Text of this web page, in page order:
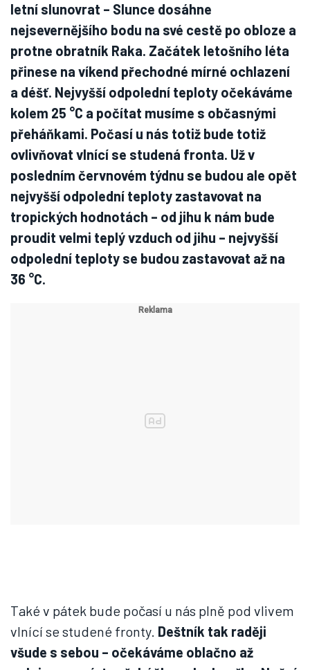
letní slunovrat – Slunce dosáhne
nejsevernějšího bodu na své cestě po obloze a
protne obratník Raka. Začátek letošního léta
přinese na víkend přechodné mírné ochlazení
a déšť. Nejvyšší odpolední teploty očekáváme
kolem 25 °C a počítat musíme s občasnými
přeháňkami. Počasí u nás totiž bude totiž
ovlivňovat vlnící se studená fronta. Už v
posledním červnovém týdnu se budou ale opět
nejvyšší odpolední teploty zastavovat na
tropických hodnotách – od jihu k nám bude
proudit velmi teplý vzduch od jihu – nejvyšší
odpolední teploty se budou zastavovat až na
36 °C.
Také v pátek bude počasí u nás plně pod vlivem
vlnící se studené fronty. Deštník tak raději
všude s sebou – očekáváme oblačno až